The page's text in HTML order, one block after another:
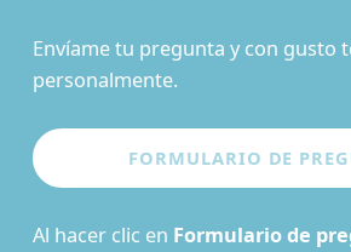
Envíame tu pregunta y con gusto
personalmente.
Al hacer clic en Formulario de